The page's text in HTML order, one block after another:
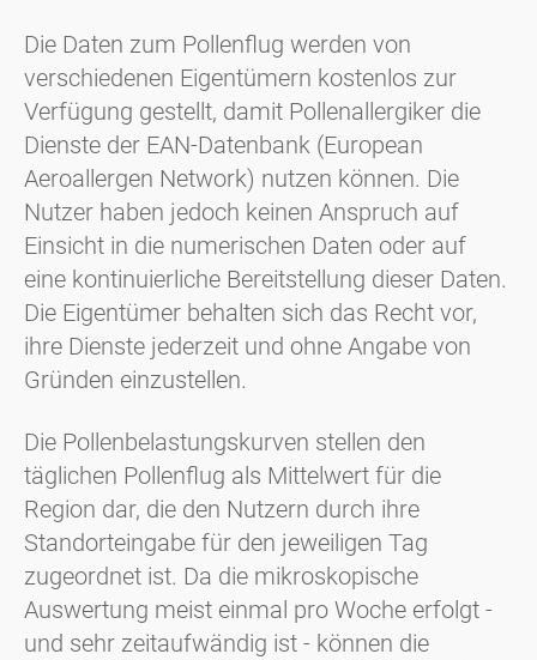
Die Daten zum Pollenflug werden von
verschiedenen Eigentümern kostenlos zur
Verfügung gestellt, damit Pollenallergiker die
Dienste der EAN-Datenbank (European
Aeroallergen Network) nutzen können. Die
Nutzer haben jedoch keinen Anspruch auf
Einsicht in die numerischen Daten oder auf
eine kontinuierliche Bereitstellung dieser Daten.
Die Eigentümer behalten sich das Recht vor,
ihre Dienste jederzeit und ohne Angabe von
Gründen einzustellen.
Die Pollenbelastungskurven stellen den
täglichen Pollenflug als Mittelwert für die
Region dar, die den Nutzern durch ihre
Standorteingabe für den jeweiligen Tag
zugeordnet ist. Da die mikroskopische
Auswertung meist einmal pro Woche erfolgt -
und sehr zeitaufwändig ist - können die